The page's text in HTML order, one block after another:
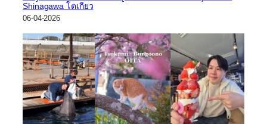
Shinagawa โตเกียว
06-04-2026